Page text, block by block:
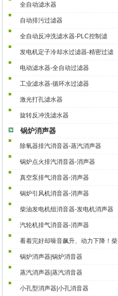
全自动滤水器
自动排污过滤器
全自动反冲洗滤水器-PLC控制滤
发电机定子冷却水过滤器-精密过滤
电动滤水器-全自动过滤器
工业滤水器-循环水过滤器
激光打孔滤水器
旋转反冲洗滤水器
锅炉消声器
除氧器排汽消音器-蒸汽消声器
锅炉点火排汽消音器-消声器
真空泵排气消音器-消声器
锅炉引风机消音器-消声器
柴油发电机组消音器-发电机消声器
汽轮机排气消音器-消声器
看着完好却噪音飙升、动力下降！柴
锅炉消声器|锅炉消音器
蒸汽消声器|蒸汽消音器
小孔型消声器|小孔消音器